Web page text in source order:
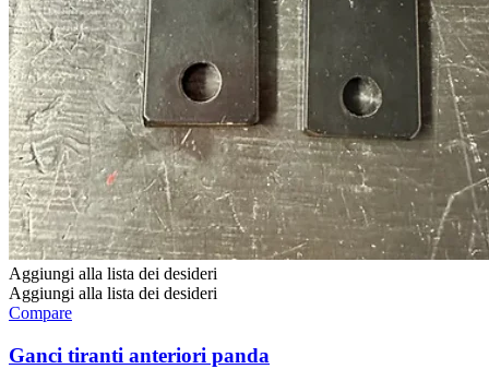
Aggiungi alla lista dei desideri
Aggiungi alla lista dei desideri
Compare
Ganci tiranti anteriori panda